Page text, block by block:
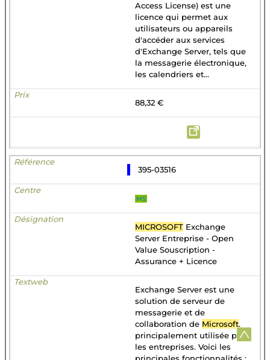
Access License) est une
licence qui permet aux
utilisateurs ou appareils
d'accéder aux services
d'Exchange Server, tels que
la messagerie électronique,
les calendriers et...
88,32 €
395-03516
MS
MICROSOFT Exchange
Server Entreprise - Open
Value Souscription -
Assurance + Licence
Exchange Server est une
solution de serveur de
messagerie et de
collaboration de Microsoft,
principalement utilisée par
les entreprises. Voici les